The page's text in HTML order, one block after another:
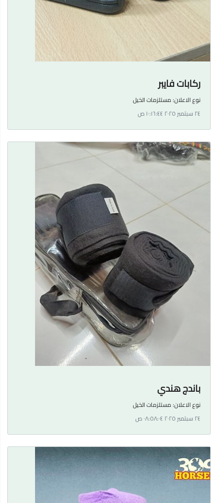
ركابات فايبر
نوع الاعلان:مستلزمات الخيل
٢٤ سبتمبر ٢٠٢٥ ١٠:١٦:٤٤ ص
باندج هندي
نوع الاعلان:مستلزمات الخيل
٢٤ سبتمبر ٢٠٢٥ ٠٨:٥٨:٠٤ ص